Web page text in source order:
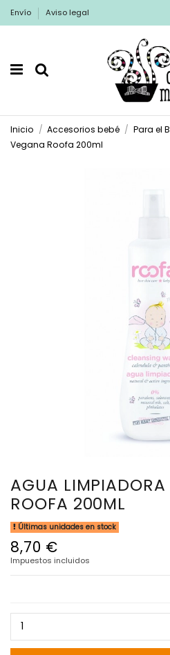
Envío Aviso legal
Inicio Accesorios bebé Para el
Vegana Roofa 200ml
AGUA
ROOFA 200ML
Últimas unidades en stock
8,70 €
Impuestos incluidos